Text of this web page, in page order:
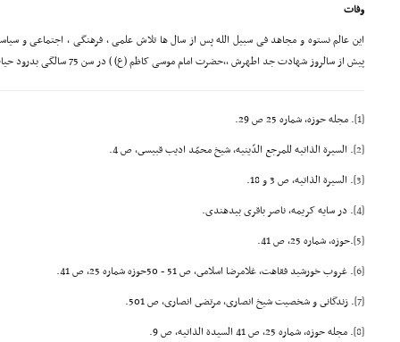
وفات
پیش از سالروز شهادت جد اطهرش ,,حضرت امام موسی کاظم (ع) ) در سن 75 سالگی بدرود حیات گفت.
[1] . مجله حوزه، شماره 25 ص 29.
[2] . السیرة الذاتیه للمرجع الدّینیه، شیخ محمّد ادیب قبیسى، ص 4.
[3] . السیرة الذاتیه، ص 3 و 18.
[4] . در سایه کریمه، ناصر باقرى بیدهندى.
[5] .حوزه، شماره 25، ص 41.
[6] . غروب خورشید فقاهت، غلامرضا اسلامى، ص 51 - 50حوزه شماره 25، ص 41.
[7] . زندگانى و شخصیت شیخ انصارى، مرتضى انصارى، ص 501.
[8] . مجله حوزه، شماره 25، ص 41 السیدة الذاتیه، ص 9.